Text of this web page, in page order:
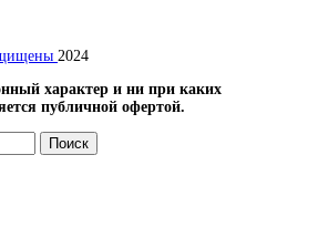
2024
характер и ни при каких
публичной офертой.
Поиск